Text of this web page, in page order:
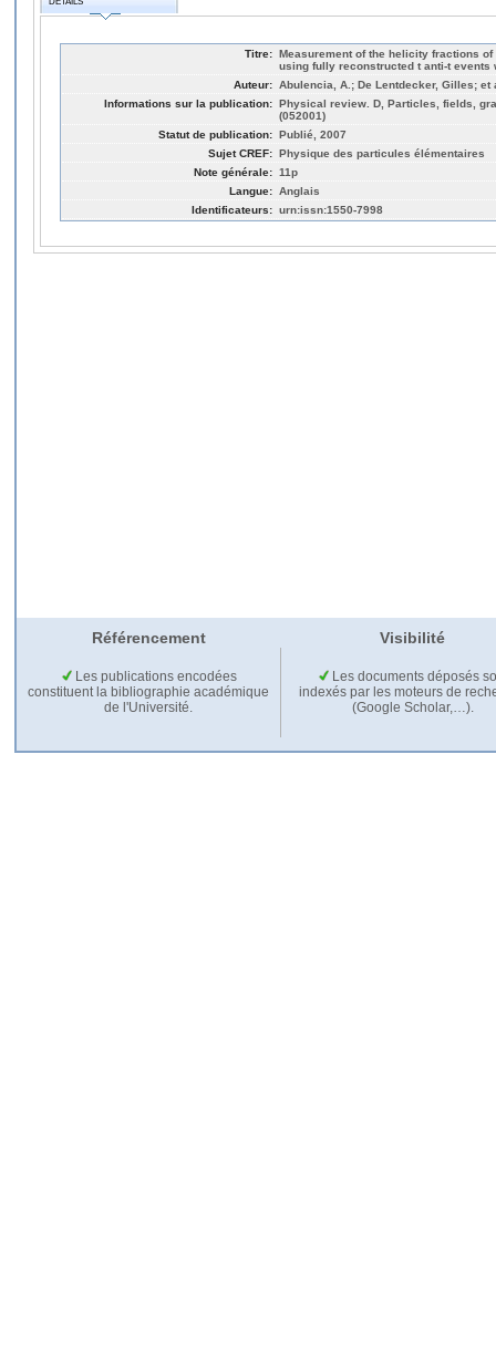
DÉTAILS
Titre: Measurement of the helicity fractions
using fully reconstructed t anti-t events
Auteur: Abulencia, A.; De Lentdecker, Gilles; et
Informations sur la publication: Physical review. D, Particles, fields,
(052001)
Statut de publication: Publié, 2007
Sujet CREF: Physique des particules élémentaires
Note générale: 11p
Langue: Anglais
Identificateurs: urn:issn:1550-7998
Référencement Visibilité
Les publications encodées
constituent la bibliographie académique
de l'Université.
Les documents déposés
indexés par les moteurs de
(Google Scholar,…).